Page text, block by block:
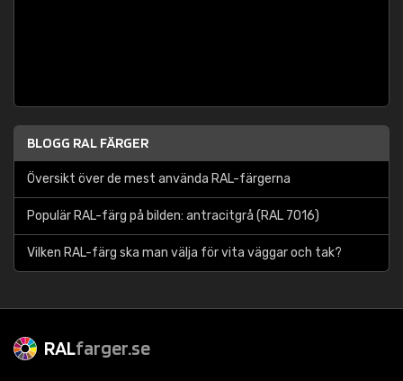
BLOGG RAL FÄRGER
Översikt över de mest använda RAL-färgerna
Populär RAL-färg på bilden: antracitgrå (RAL 7016)
Vilken RAL-färg ska man välja för vita väggar och tak?
RALfarger.se